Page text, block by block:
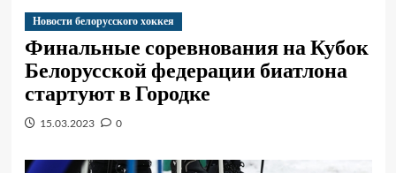
Новости белорусского хоккея
Финальные соревнования на Кубок
Белорусской федерации биатлона
стартуют в Городке
15.03.2023 0